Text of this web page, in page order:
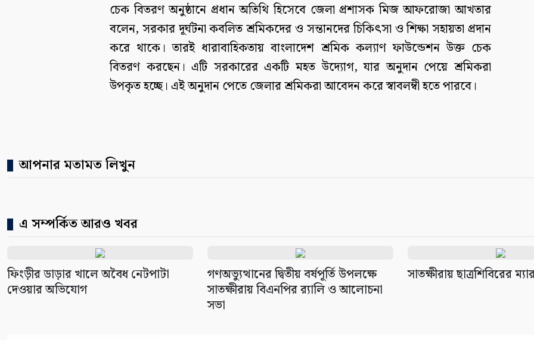
চেক বিতরণ অনুষ্ঠানে প্রধান অতিথি হিসেবে জেলা প্রশাসক মিজ আফরোজা আখতার
বলেন, সরকার দূর্ঘটনা কবলিত শ্রমিকদের ও সন্তানদের চিকিৎসা ও শিক্ষা সহায়তা প্রদান
করে থাকে। তারই ধারাবাহিকতায় বাংলাদেশ শ্রমিক কল্যাণ ফাউন্ডেশন উক্ত চেক
বিতরণ করছেন। এটি সরকারের একটি মহত উদ্যোগ, যার অনুদান পেয়ে শ্রমিকরা
উপকৃত হচ্ছে। এই অনুদান পেতে জেলার শ্রমিকরা আবেদন করে স্বাবলম্বী হতে পারবে।
আপনার মতামত লিখুন
এ সম্পর্কিত আরও খবর
ফিংড়ীর ডাড়ার খালে অবৈধ নেটপাটা
দেওয়ার অভিযোগ
গণঅভ্যুত্থানের দ্বিতীয় বর্ষপূর্তি উপলক্ষে
সাতক্ষীরায় বিএনপির র‌্যালি ও আলোচনা
সভা
সাতক্ষীরায় ছাত্রশিবিরের